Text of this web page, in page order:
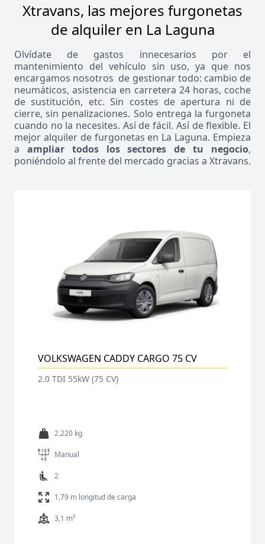
Xtravans, las mejores furgonetas
de alquiler en La Laguna
Olvídate de gastos innecesarios por el
mantenimiento del vehículo sin uso, ya que nos
encargamos nosotros de gestionar todo: cambio de
neumáticos, asistencia en carretera 24 horas, coche
de sustitución, etc. Sin costes de apertura ni de
cierre, sin penalizaciones. Solo entrega la furgoneta
cuando no la necesites. Así de fácil. Así de flexible. El
mejor alquiler de furgonetas en La Laguna. Empieza
a ampliar todos los sectores de tu negocio,
poniéndolo al frente del mercado gracias a Xtravans.
VOLKSWAGEN CADDY CARGO 75 CV
2.0 TDI 55kW (75 CV)
2.220 kg
Manual
2
1,79 m longitud de carga
3,1 m³